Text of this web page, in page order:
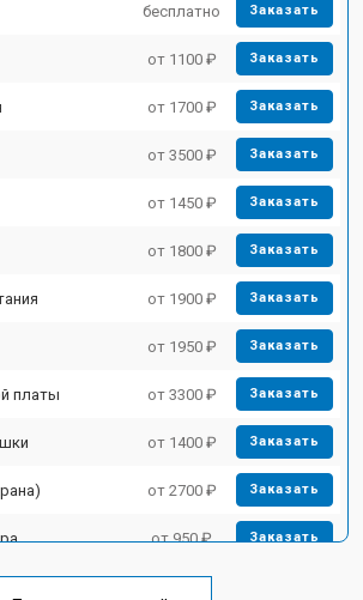
бесплатно Заказать
от 1100 ₽ Заказать
от 1700 ₽ Заказать
от 3500 ₽ Заказать
от 1450 ₽ Заказать
от 1800 ₽ Заказать
от 1900 ₽ Заказать
от 1950 ₽ Заказать
платы от 3300 ₽ Заказать
от 1400 ₽ Заказать
от 2700 ₽ Заказать
от 950 ₽ Заказать